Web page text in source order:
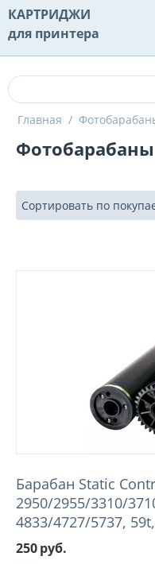
КАРТРИДЖИ
для принтера
Главная /
Фотобарабаны
Сортировать по
Барабан Static
2950/2955/3310/
4833/4727/5737,
250руб.